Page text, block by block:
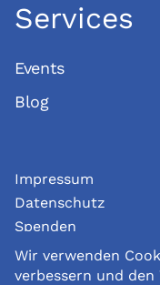
Wir verwenden
verbessern und den
Services
Events
Blog
Impressum
Datenschutz
Spenden
© Copyright 2026